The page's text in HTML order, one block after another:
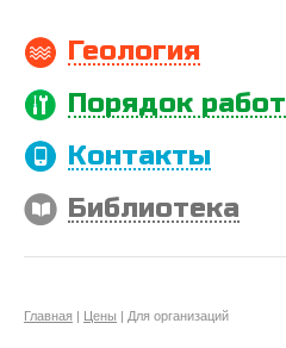
Геология
Порядок работ
Контакты
Библиотека
Главная | Цены | Для организаций